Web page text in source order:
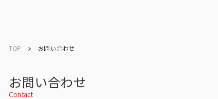
TOP お問い合わせ
お問い合わせ
Contact